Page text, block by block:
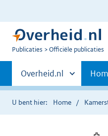
U
Publicaties Officiële publicaties
Primaire
navigatie
Andere
sites
binnen
Overheid.nl
U bent hier: Home